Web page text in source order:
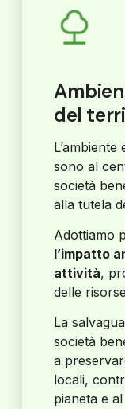
del
sono al
società
alla tutela
Adottiamo
l’impatto
attività,
delle
La
società
a
locali,
pianeta e